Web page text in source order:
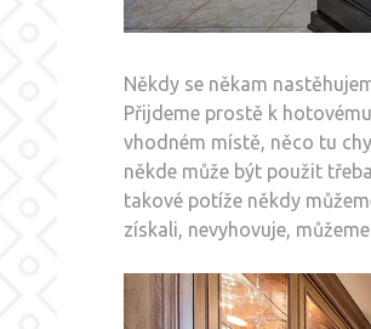
Někdy se někam
Přijdeme prostě k
vhodném místě, něco tu
někde může být použit
takové potíže někdy
získali, nevyhovuje,